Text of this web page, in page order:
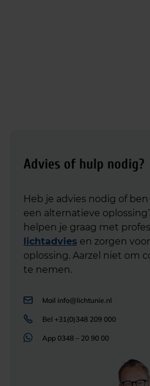
Advies of hulp nodig?
Heb je advies nodig of
een alternatieve
helpen je graag met
lichtadvies en zorgen
oplossing. Aarzel niet om
te nemen.
Mail info@lichtunie.nl
Bel +31(0)348 209 000
App 0348 – 20 90 00